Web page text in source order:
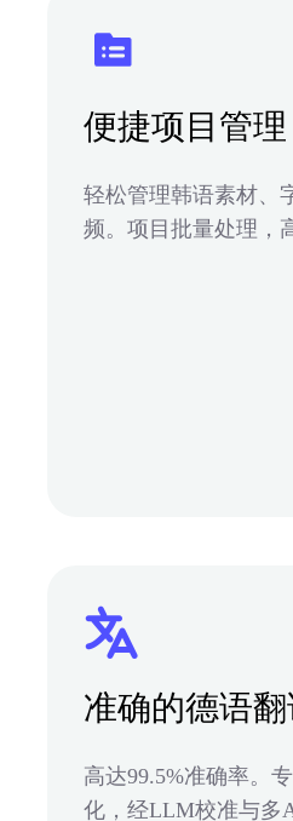
便捷项目管理
轻松管理韩语素材、
频。项目批量处理，
准确的德语
高达99.5%准确率。
化，经LLM校准与多